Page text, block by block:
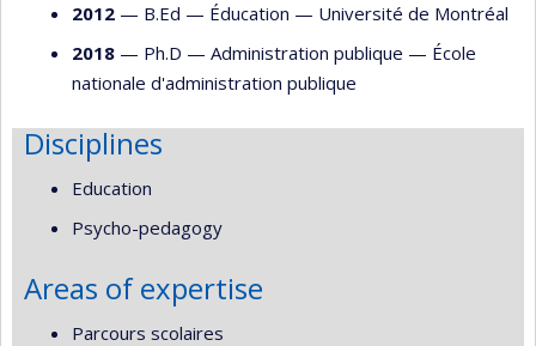
2012 — B.Ed — Éducation — Université de Montréal
2018 — Ph.D — Administration publique — École
nationale d'administration publique
Disciplines
Education
Psycho-pedagogy
Areas of expertise
Parcours scolaires